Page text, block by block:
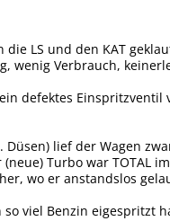
LS und den KAT
wenig Verbrauch,
defektes
Düsen) lief der Wagen
Turbo war TOTAL
wo er anstandslos
viel Benzin eigespritzt